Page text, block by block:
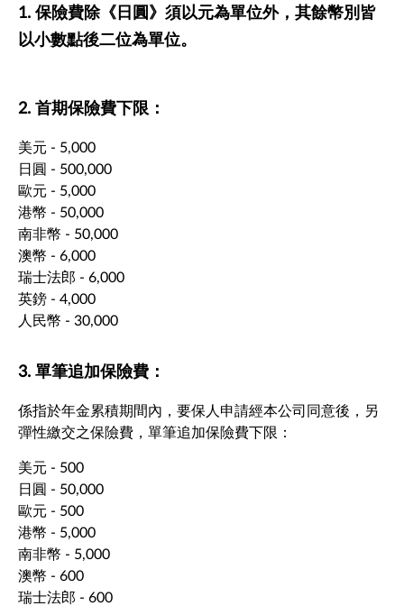
1. 保險費除《日圓》須以元為單位外，其餘幣別皆
以小數點後二位為單位。
2. 首期保險費下限：
美元 - 5,000
日圓 - 500,000
歐元 - 5,000
港幣 - 50,000
南非幣 - 50,000
澳幣 - 6,000
瑞士法郎 - 6,000
英鎊 - 4,000
人民幣 - 30,000
3. 單筆追加保險費：
係指於年金累積期間內，要保人申請經本公司同意後，另
彈性繳交之保險費，單筆追加保險費下限：
美元 - 500
日圓 - 50,000
歐元 - 500
港幣 - 5,000
南非幣 - 5,000
澳幣 - 600
瑞士法郎 - 600